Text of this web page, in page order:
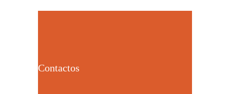
Contactos